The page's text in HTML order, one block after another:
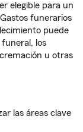
elegible para un
funerarios
puede
los
u otras
las áreas clave